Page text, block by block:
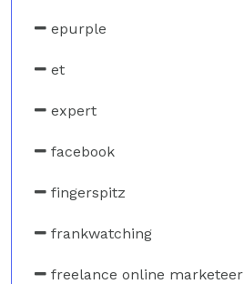
epurple
et
expert
facebook
fingerspitz
frankwatching
freelance online marketeer